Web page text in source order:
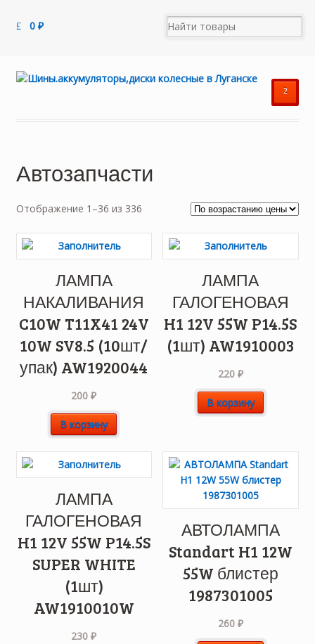
0₽
²
Автозапчасти
Отображение 1–36 из 336Цены:
возрастанию
ЛАМПА
НАКАЛИВАНИЯ
C10W T11X41 24V
10W SV8.5 (10шт/
упак) AW1920044
200₽
В корзину
ЛАМПА
ГАЛОГЕНОВАЯ
H1 12V 55W P14.5S
(1шт) AW1910003
220 ₽
В корзину
ЛАМПА
ГАЛОГЕНОВАЯ
H1 12V 55W P14.5S
SUPER WHITE
(1шт)
AW1910010W
230₽
АВТОЛАМПА
Standart H1 12W
55W блистер
1987301005
260 ₽